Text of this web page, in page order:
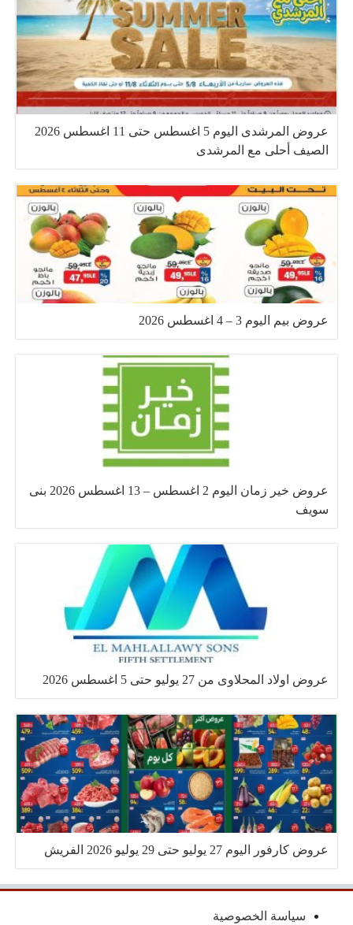
عروض المرشدى اليوم 5 اغسطس حتى 11 اغسطس 2026
الصيف أحلى مع المرشدى
عروض بيم اليوم 3 – 4 اغسطس 2026
عروض خير زمان اليوم 2 اغسطس – 13 اغسطس 2026 بنى
سويف
عروض اولاد المحلاوى من 27 يوليو حتى 5 اغسطس 2026
عروض كارفور اليوم 27 يوليو حتى 29 يوليو 2026 الفريش
سياسة الخصوصية